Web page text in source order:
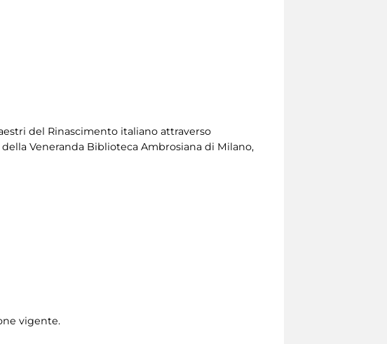
del Rinascimento italiano attraverso
Veneranda Biblioteca Ambrosiana di Milano,
vigente.